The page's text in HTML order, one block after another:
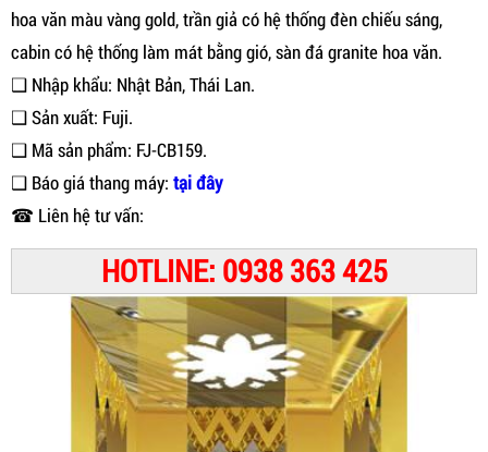
hoa văn màu vàng gold, trần giả có hệ thống đèn chiếu sáng,
cabin có hệ thống làm mát bằng gió, sàn đá granite hoa văn.
❑ Nhập khẩu: Nhật Bản, Thái Lan.
❑ Sản xuất: Fuji.
❑ Mã sản phẩm: FJ-CB159.
❑ Báo giá thang máy: tại đây
☎ Liên hệ tư vấn:
HOTLINE: 0938 363 425